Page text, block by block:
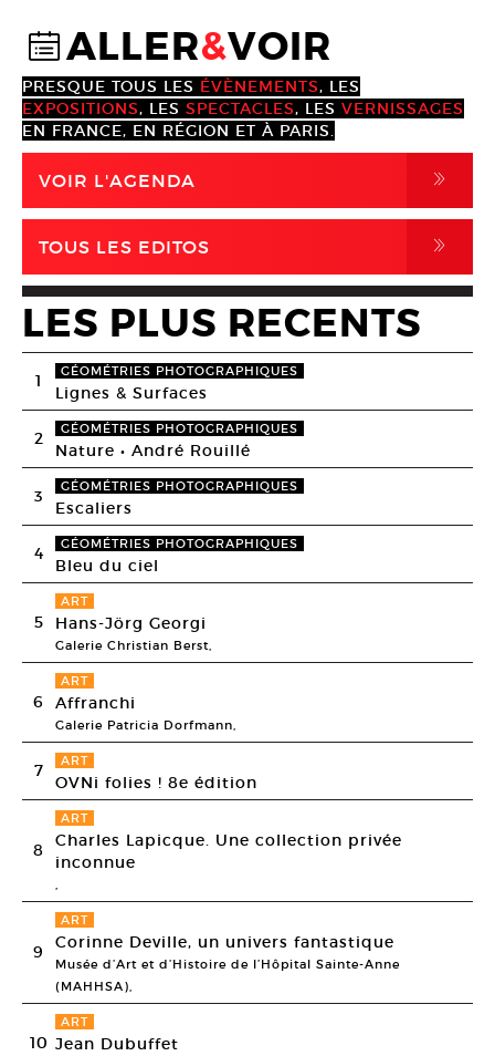
@ALLER&VOIR
PRESQUE TOUS LES ÉVÈNEMENTS, LES
EXPOSITIONS, LES SPECTACLES, LES VERNISSAGES
EN FRANCE, EN RÉGION ET À PARIS.
VOIR L'AGENDA ,
TOUS LES EDITOS ,
LES PLUS RECENTS
1 GÉOMÉTRIES PHOTOGRAPHIQUES
Lignes & Surfaces
2 GÉOMÉTRIES PHOTOGRAPHIQUES
Nature • André Rouillé
3 GÉOMÉTRIES PHOTOGRAPHIQUES
Escaliers
4 GÉOMÉTRIES PHOTOGRAPHIQUES
Bleu du ciel
5
ART
Hans-Jörg Georgi
Galerie Christian Berst,
6
ART
Affranchi
Galerie Patricia Dorfmann,
7 ART
OVNi folies ! 8e édition
8
ART
Charles Lapicque. Une collection privée
inconnue
,
9
ART
Corinne Deville, un univers fantastique
Musée d’Art et d’Histoire de l’Hôpital Sainte-Anne
(MAHHSA),
10
ART
Jean Dubuffet